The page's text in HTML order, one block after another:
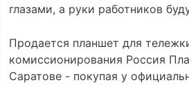
глазами, а руки работников
Продается планшет для
комиссионирования Россия
Саратове - покупая у